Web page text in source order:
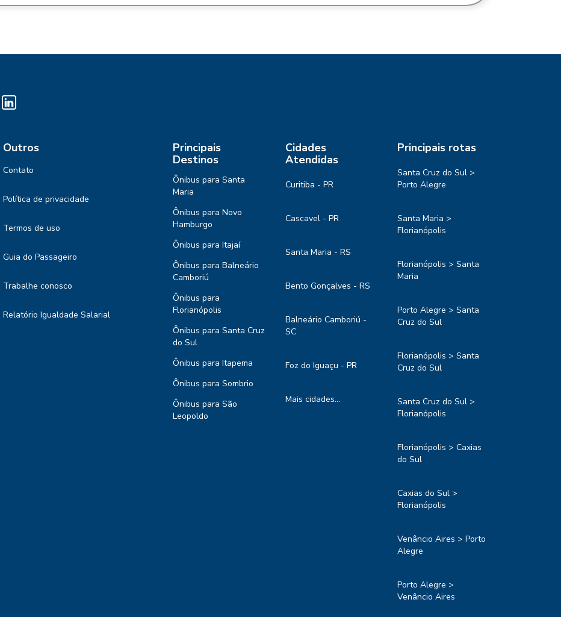
Outros
Contato
Política de privacidade
Termos de uso
Guia do Passageiro
Trabalhe conosco
Relatório Igualdade Salarial
Principais
Destinos
Ônibus para Santa
Maria
Ônibus para Novo
Hamburgo
Ônibus para Itajaí
Ônibus para Balneário
Camboriú
Ônibus para
Florianópolis
Ônibus para Santa Cruz
do Sul
Ônibus para Itapema
Ônibus para Sombrio
Ônibus para São
Leopoldo
Cidades
Atendidas
Curitiba - PR
Cascavel - PR
Santa Maria - RS
Bento Gonçalves - RS
Balneário Camboriú -
SC
Foz do Iguaçu - PR
Mais cidades...
Principais rotas
Santa Cruz do Sul >
Porto Alegre
Santa Maria >
Florianópolis
Florianópolis > Santa
Maria
Porto Alegre > Santa
Cruz do Sul
Florianópolis > Santa
Cruz do Sul
Santa Cruz do Sul >
Florianópolis
Florianópolis > Caxias
do Sul
Caxias do Sul >
Florianópolis
Venâncio Aires > Porto
Alegre
Porto Alegre >
Venâncio Aires